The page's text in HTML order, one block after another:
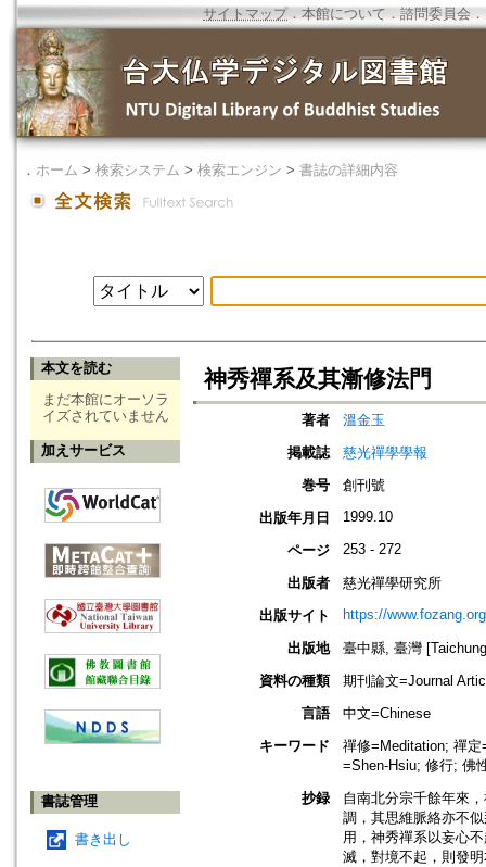
サイトマップ．本館について ． 諮問委員会 ．
． ホーム > 検索システム > 検索エンジン > 書誌の詳細内容
本文を読む
まだ本館にオーソラ
イズされていません
加えサービス
書誌管理
書き出し
神秀禪系及其漸修法門
著者
溫金玉
掲載誌
慈光禪學學報
巻号
創刊號
出版年月日
1999.10
ページ 253 - 272
出版者
慈光禪學研究所
出版サイト
https://
出版地
臺中縣, 臺灣
資料の種類
期刊論文=Journal
言語
中文=Chinese
キーワード
禪修=Meditation; 禪
=Shen-Hsiu; 修行; 佛
抄録
自南北分宗千餘年來
調，其思維脈絡亦不
用，神秀禪系以妄心
滅，對境不起，則發